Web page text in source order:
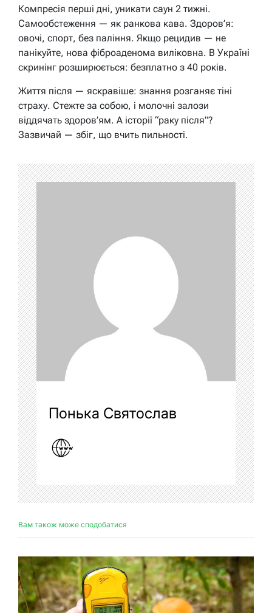
Компресія перші дні, уникати саун 2 тижні.
Самообстеження — як ранкова кава. Здоров’я:
овочі, спорт, без паління. Якщо рецидив — не
панікуйте, нова фіброаденома виліковна. В Україні
скринінг розширюється: безплатно з 40 років.
Життя після — яскравіше: знання розганяє тіні
страху. Стежте за собою, і молочні залози
віддячать здоров’ям. А історії “раку після”?
Зазвичай — збіг, що вчить пильності.
Понька Святослав
Вам також може сподобатися